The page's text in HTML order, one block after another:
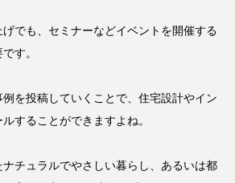
でも、セミナーなどイベントを開催する
す。
を投稿していくことで、住宅設計やイン
することができますよね。
チュラルでやさしい暮らし、あるいは都